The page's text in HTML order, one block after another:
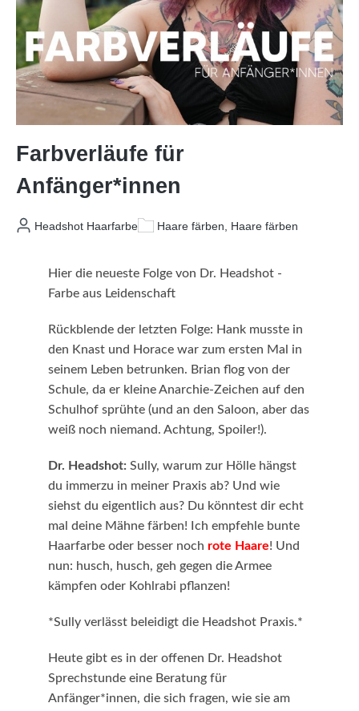
Farbverläufe für
Anfänger*innen
Headshot Haarfarbe Haare färben, Haare färben
Hier die neueste Folge von Dr. Headshot -
Farbe aus Leidenschaft
Rückblende der letzten Folge: Hank musste in
den Knast und Horace war zum ersten Mal in
seinem Leben betrunken. Brian flog von der
Schule, da er kleine Anarchie-Zeichen auf den
Schulhof sprühte (und an den Saloon, aber das
weiß noch niemand. Achtung, Spoiler!).
Dr. Headshot: Sully, warum zur Hölle hängst
du immerzu in meiner Praxis ab? Und wie
siehst du eigentlich aus? Du könntest dir echt
mal deine Mähne färben! Ich empfehle bunte
Haarfarbe oder besser noch rote Haare! Und
nun: husch, husch, geh gegen die Armee
kämpfen oder Kohlrabi pflanzen!
*Sully verlässt beleidigt die Headshot Praxis.*
Heute gibt es in der offenen Dr. Headshot
Sprechstunde eine Beratung für
Anfänger*innen, die sich fragen, wie sie am